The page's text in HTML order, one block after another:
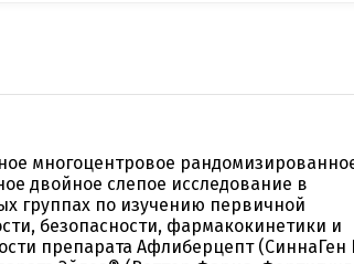
многоцентровое
двойное слепое исследование в
группах по изучению первичной
безопасности, фармакокинетики и
препарата Афлиберцепт (СиннаГен